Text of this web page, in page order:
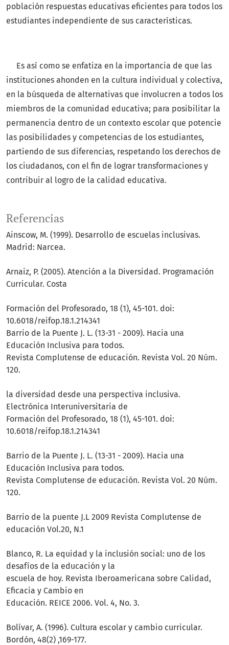
población respuestas educativas eficientes para todos los
estudiantes independiente de sus características.
Es así como se enfatiza en la importancia de que las
instituciones ahonden en la cultura individual y colectiva,
en la búsqueda de alternativas que involucren a todos los
miembros de la comunidad educativa; para posibilitar la
permanencia dentro de un contexto escolar que potencie
las posibilidades y competencias de los estudiantes,
partiendo de sus diferencias, respetando los derechos de
los ciudadanos, con el fin de lograr transformaciones y
contribuir al logro de la calidad educativa.
Referencias
Ainscow, M. (1999). Desarrollo de escuelas inclusivas.
Madrid: Narcea.
Arnaiz, P. (2005). Atención a la Diversidad. Programación
Curricular. Costa
Formación del Profesorado, 18 (1), 45-101. doi:
10.6018/reifop.18.1.214341
Barrio de la Puente J. L. (13-31 - 2009). Hacia una
Educación Inclusiva para todos.
Revista Complutense de educación. Revista Vol. 20 Núm.
120.
la diversidad desde una perspectiva inclusiva.
Electrónica Interuniversitaria de
Formación del Profesorado, 18 (1), 45-101. doi:
10.6018/reifop.18.1.214341
Barrio de la Puente J. L. (13-31 - 2009). Hacia una
Educación Inclusiva para todos.
Revista Complutense de educación. Revista Vol. 20 Núm.
120.
Barrio de la puente J.L 2009 Revista Complutense de
educación Vol.20, N.1
Blanco, R. La equidad y la inclusión social: uno de los
desafíos de la educación y la
escuela de hoy. Revista Iberoamericana sobre Calidad,
Eficacia y Cambio en
Educación. REICE 2006. Vol. 4, No. 3.
Bolívar, A. (1996). Cultura escolar y cambio curricular.
Bordón, 48(2) ,169-177.